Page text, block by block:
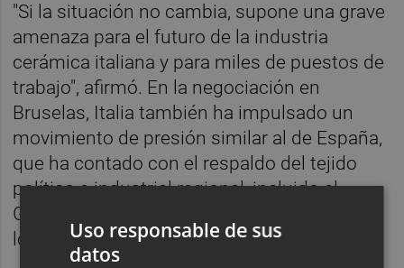
"Si la situación no cambia, supone una grave
amenaza para el futuro de la industria
cerámica italiana y para miles de puestos de
trabajo", afirmó. En la negociación en
Bruselas, Italia también ha impulsado un
movimiento de presión similar al de España,
que ha contado con el respaldo del tejido
político e industrial regional, incluido el
Gobierno de Emilia-Romaña, los municipios
locales y los sindicatos sectoriales.
Uso responsable de sus
datos